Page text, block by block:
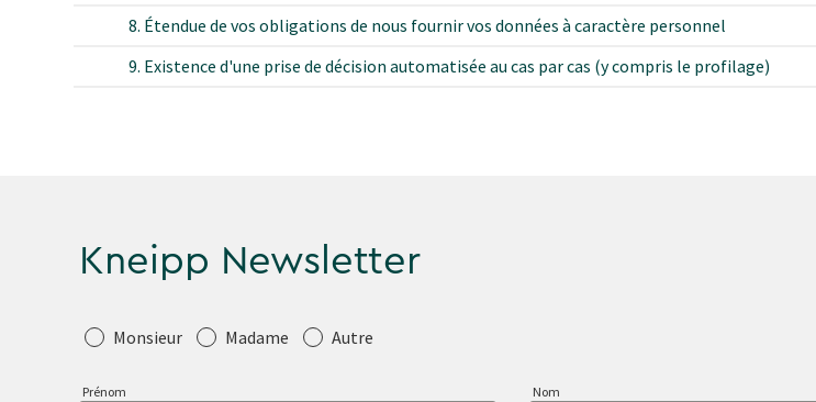
8. Étendue de vos obligations de nous fournir vos données à caractère personnel
9. Existence d'une prise de décision automatisée au cas par cas (y compris le profilage)
Kneipp Newsletter
Salutation
Monsieur Madame Autre
Prénom Nom